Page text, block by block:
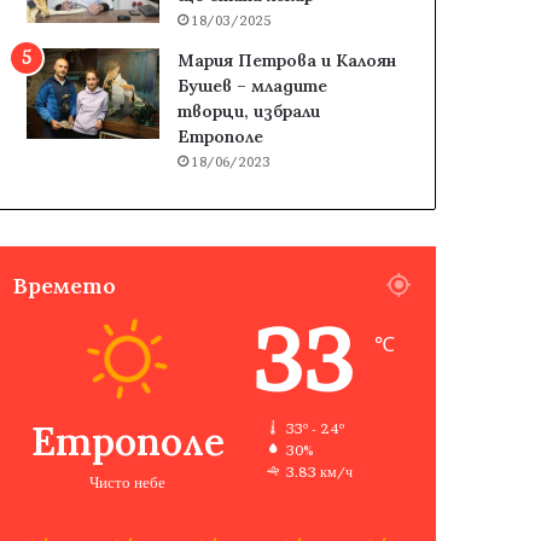
18/03/2025
Мария Петрова и Калоян
Бушев – младите
творци, избрали
Етрополе
18/06/2023
Времето
Етрополе
Чисто небе
33 ℃
33º - 24º
30%
3.83 км/ч